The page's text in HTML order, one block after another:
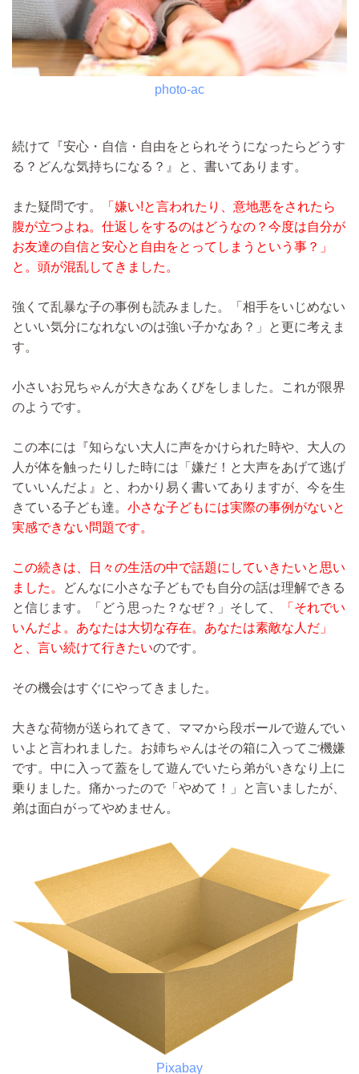
photo-ac
続けて『安心・自信・自由をとられそうになったらどうす
る？どんな気持ちになる？』と、書いてあります。
また疑問です。
「嫌い!と言われたり、意地悪をされたら
腹が立つよね。仕返しをするのはどうなの？今度は自分が
お友達の自信と安心と自由をとってしまうという事？」
と。頭が混乱してきました。
強くて乱暴な子の事例も読みました。「相手をいじめない
といい気分になれないのは強い子かなあ？」と更に考えま
す。
小さいお兄ちゃんが大きなあくびをしました。これが限界
のようです。
この本には『知らない大人に声をかけられた時や、大人の
人が体を触ったりした時には「嫌だ！と大声をあげて逃げ
ていいんだよ』と、わかり易く書いてありますが、今を生
きている子ども達。 小さな子どもには実際の事例がないと
実感できない問題です。
この続きは、日々の生活の中で話題にしていきたいと思い
ました。
どんなに小さな子どもでも自分の話は理解できる
と信じます。「どう思った？なぜ？」そして、
「それでい
いんだよ。あなたは大切な存在。あなたは素敵な人だ」
と、言い続けて行きたいのです。
その機会はすぐにやってきました。
大きな荷物が送られてきて、ママから段ボールで遊んでい
いよと言われました。お姉ちゃんはその箱に入ってご機嫌
です。中に入って蓋をして遊んでいたら弟がいきなり上に
乗りました。痛かったので「やめて！」と言いましたが、
弟は面白がってやめません。
Pixabay